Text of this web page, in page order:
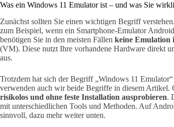
Was ein Windows 11 Emulator ist – und was Sie
Zunächst sollten Sie einen wichtigen Begriff verstehen.
zum Beispiel, wenn ein Smartphone-Emulator
benötigen Sie in den meisten Fällen keine Emulation
(VM). Diese nutzt Ihre vorhandene Hardware direkt
aus.
Trotzdem hat sich der Begriff „Windows 11
verwenden auch wir beide Begriffe in diesem Artikel.
risikolos und ohne feste Installation ausprobieren.
mit unterschiedlichen Tools und Methoden. Auf
sinnvoll, dazu mehr weiter unten.